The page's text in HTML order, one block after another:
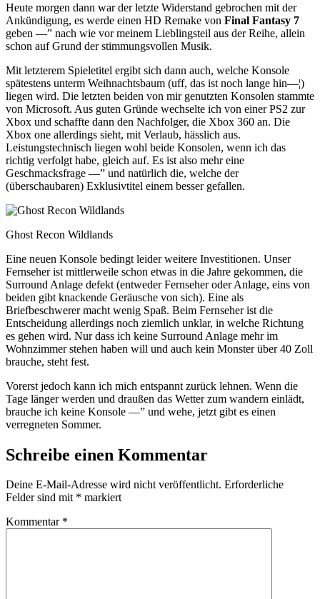
Heute morgen dann war der letzte Widerstand gebrochen mit der
Ankündigung, es werde einen HD Remake von Final Fantasy 7
geben —” nach wie vor meinem Lieblingsteil aus der Reihe, allein
schon auf Grund der stimmungsvollen Musik.
Mit letzterem Spieletitel ergibt sich dann auch, welche Konsole
spätestens unterm Weihnachtsbaum (uff, das ist noch lange hin—¦)
liegen wird. Die letzten beiden von mir genutzten Konsolen stammte
von Microsoft. Aus guten Gründe wechselte ich von einer PS2 zur
Xbox und schaffte dann den Nachfolger, die Xbox 360 an. Die
Xbox one allerdings sieht, mit Verlaub, hässlich aus.
Leistungstechnisch liegen wohl beide Konsolen, wenn ich das
richtig verfolgt habe, gleich auf. Es ist also mehr eine
Geschmacksfrage —” und natürlich die, welche der
(überschaubaren) Exklusivtitel einem besser gefallen.
Ghost Recon Wildlands
Eine neuen Konsole bedingt leider weitere Investitionen. Unser
Fernseher ist mittlerweile schon etwas in die Jahre gekommen, die
Surround Anlage defekt (entweder Fernseher oder Anlage, eins von
beiden gibt knackende Geräusche von sich). Eine als
Briefbeschwerer macht wenig Spaß. Beim Fernseher ist die
Entscheidung allerdings noch ziemlich unklar, in welche Richtung
es gehen wird. Nur dass ich keine Surround Anlage mehr im
Wohnzimmer stehen haben will und auch kein Monster über 40 Zoll
brauche, steht fest.
Vorerst jedoch kann ich mich entspannt zurück lehnen. Wenn die
Tage länger werden und draußen das Wetter zum wandern einlädt,
brauche ich keine Konsole —” und wehe, jetzt gibt es einen
verregneten Sommer.
Schreibe einen Kommentar
Deine E-Mail-Adresse wird nicht veröffentlicht. Erforderliche
Felder sind mit * markiert
Kommentar *